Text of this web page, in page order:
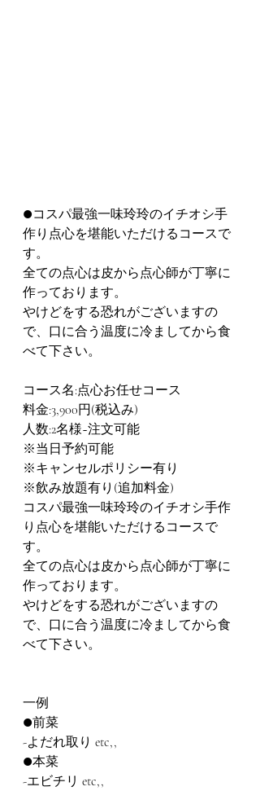
●コスパ最強一味玲玲のイチオシ手
作り点心を堪能いただけるコースで
す。
全ての点心は皮から点心師が丁寧に
作っております。
やけどをする恐れがございますの
で、口に合う温度に冷ましてから食
べて下さい。
コース名:点心お任せコース
料金:3,900円(税込み)
人数:2名様~注文可能
※当日予約可能
※キャンセルポリシー有り
※飲み放題有り(追加料金)
コスパ最強一味玲玲のイチオシ手作
り点心を堪能いただけるコースで
す。
全ての点心は皮から点心師が丁寧に
作っております。
やけどをする恐れがございますの
で、口に合う温度に冷ましてから食
べて下さい。
一例
●前菜
-よだれ取り etc,,
●本菜
-エビチリ etc,,